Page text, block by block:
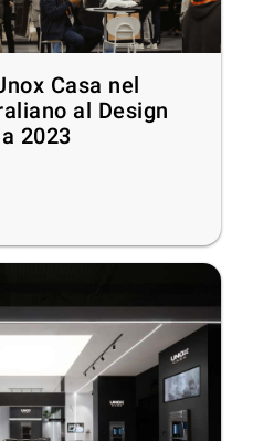
Casa nel
al Design
2023